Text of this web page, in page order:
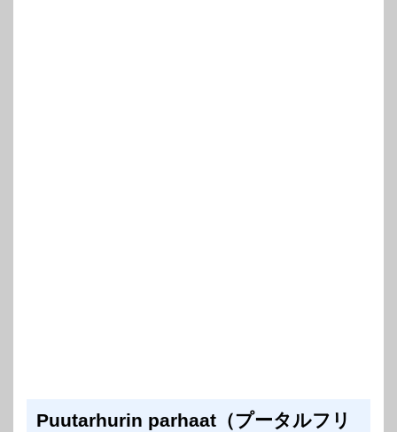
Puutarhurin parhaat（プータルフリ